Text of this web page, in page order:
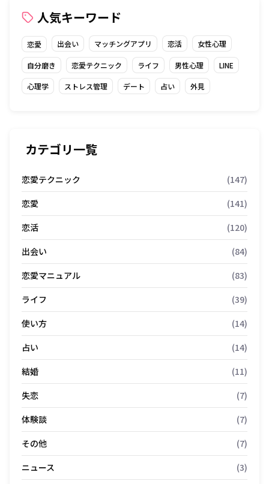
人気キーワード
恋愛 出会い マッチングアプリ 恋活 女性心理
自分磨き 恋愛テクニック ライフ 男性心理 LINE
心理学 ストレス管理 デート 占い 外見
カテゴリ一覧
恋愛テクニック
(147)
恋愛
(141)
恋活
(120)
出会い
(84)
恋愛マニュアル
(83)
ライフ
(39)
使い方
(14)
占い
(14)
結婚
(11)
失恋
(7)
体験談
(7)
その他
(7)
ニュース
(3)